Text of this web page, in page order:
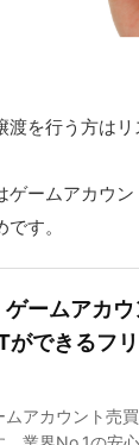
渡を行う方は
ゲームアカウ
す。
ームアカウ
ができるフ
アカウント売